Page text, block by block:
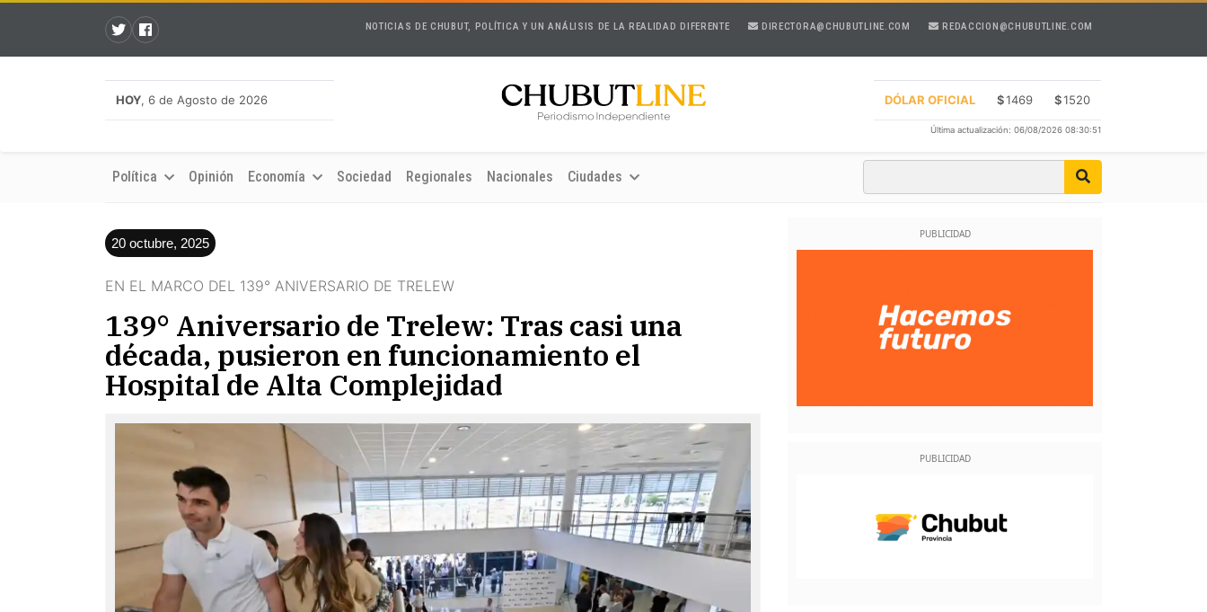
NOTICIAS DE CHUBUT, POLÍTICA Y UN ANÁLISIS DE LA REALIDAD DIFERENTE DIRECTORA@CHUBUTLINE.COM REDACCION@CHUBUTLINE.COM
HOY, 6 de Agosto de 2026 DÓLAR OFICIAL $1469 $1520
Última actualización: 06/08/2026 08:30:51
Política Opinión Economía Sociedad Regionales Nacionales Ciudades
20 octubre, 2025
EN EL MARCO DEL 139° ANIVERSARIO DE TRELEW
139° Aniversario de Trelew: Tras casi una
década, pusieron en funcionamiento el
Hospital de Alta Complejidad